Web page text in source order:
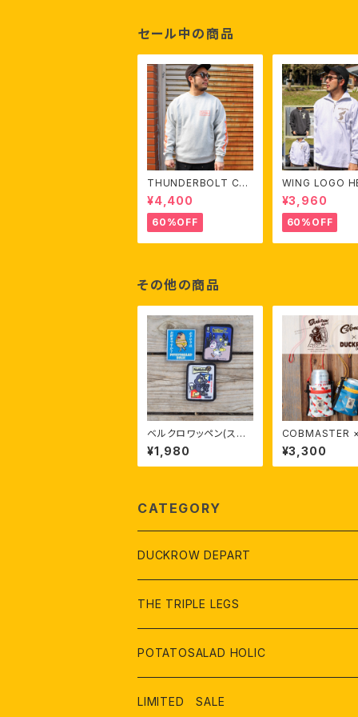
セール中の商品
THUNDERBOLT CRE
W SWEAT
¥4,400
60%OFF
WING LOGO
WEIGHT HALF
L/S TEE
¥3,960
60%OFF
その他の商品
ベルクロワッペン(スク
エア)
¥1,980
COBMASTER ×
KROW
LLET
¥3,300
CATEGORY
DUCKROW DEPART
２階 アパレル、雑貨
３階 家具、ライフスタイル
４ 階 アウトドア、レジャー
THE TRIPLE LEGS
オリジナル製品
USED、リメイク品
POTATOSALAD HOLIC
アパレル
LIMITED SALE